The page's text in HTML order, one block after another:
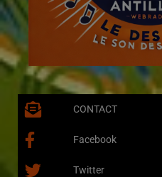
CONTACT
Facebook
Twitter